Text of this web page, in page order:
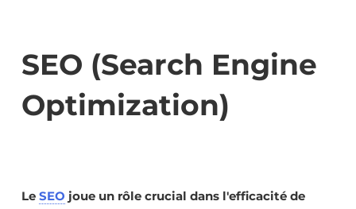
SEO (Search Engine
Optimization)
Le SEO joue un rôle crucial dans l'efficacité de